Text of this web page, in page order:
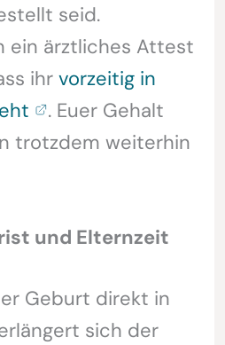
seid.
ein ärztliches Attest
ihr vorzeitig in
. Euer Gehalt
trotzdem weiterhin
und Elternzeit
Geburt direkt in
sich der